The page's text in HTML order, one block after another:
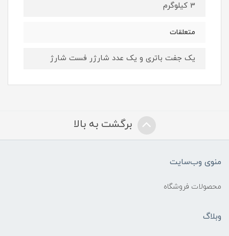
3 کیلوگرم
متعلقات
یک جفت باتری و یک عدد شارژر فست شارژ
برگشت به بالا
منوی وب‌سایت
محصولات فروشگاه
وبلاگ